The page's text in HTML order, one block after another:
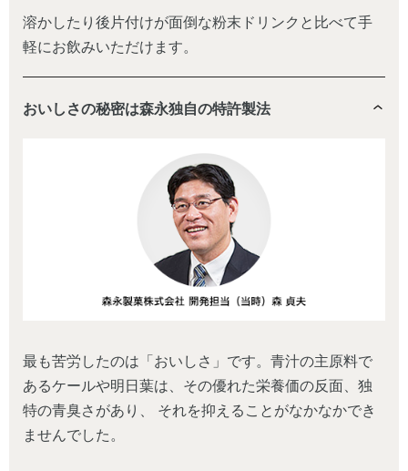
溶かしたり後片付けが面倒な粉末ドリンクと比べて手
軽にお飲みいただけます。
おいしさの秘密は森永独自の特許製法
最も苦労したのは「おいしさ」です。青汁の主原料で
あるケールや明日葉は、その優れた栄養価の反面、独
特の青臭さがあり、 それを抑えることがなかなかでき
ませんでした。